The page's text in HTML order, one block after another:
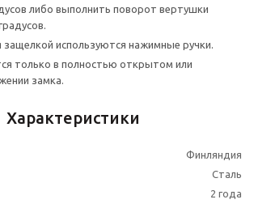
либо выполнить поворот вертушки
защелкой используются нажимные ручки.
только в полностью открытом или
замка.
Характеристики
Финляндия
Сталь
2 года